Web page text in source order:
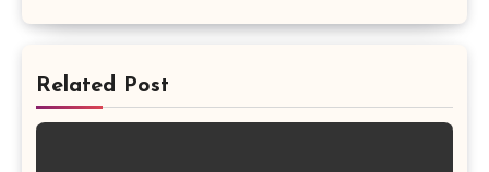
Related Post